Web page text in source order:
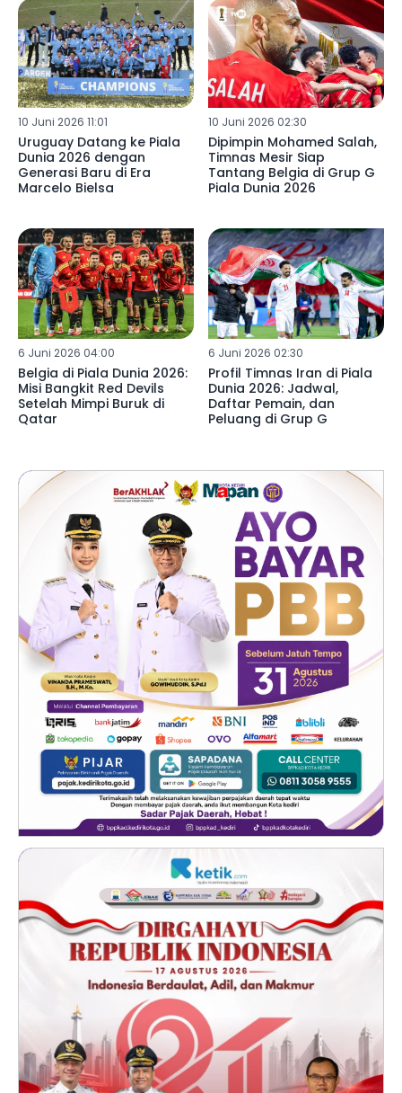
10 Juni 2026 11:01
Uruguay Datang ke Piala
Dunia 2026 dengan
Generasi Baru di Era
Marcelo Bielsa
10 Juni 2026 02:30
Dipimpin Mohamed Salah,
Timnas Mesir Siap
Tantang Belgia di Grup G
Piala Dunia 2026
6 Juni 2026 04:00
Belgia di Piala Dunia 2026:
Misi Bangkit Red Devils
Setelah Mimpi Buruk di
Qatar
6 Juni 2026 02:30
Profil Timnas Iran di Piala
Dunia 2026: Jadwal,
Daftar Pemain, dan
Peluang di Grup G